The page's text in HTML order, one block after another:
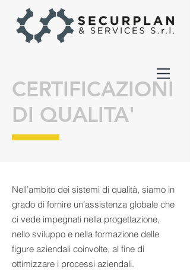
Nell’ambito dei sistemi di qualità, siamo in
grado di fornire un’assistenza globale che
ci vede impegnati nella progettazione,
nello sviluppo e nella formazione delle
figure aziendali coinvolte, al fine di
ottimizzare i processi aziendali.
CERTIFICAZIONI
DI QUALITA'